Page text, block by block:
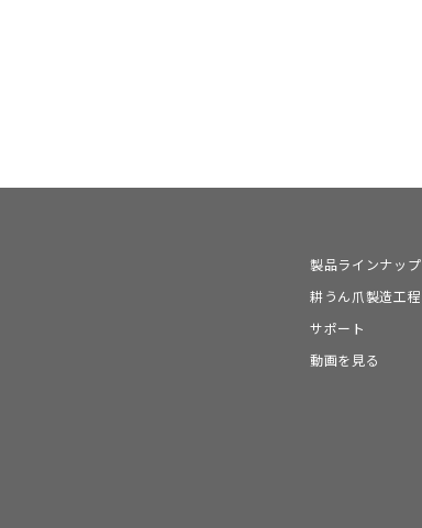
製品ラインナップ
耕うん爪製造工程
サポート
動画を見る